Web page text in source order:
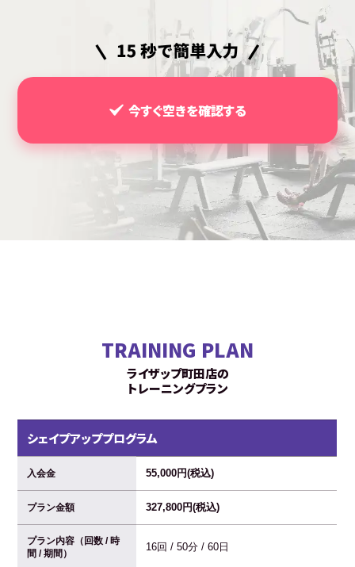
今すぐ空きを確認する
TRAINING PLAN
ライザップ町田店の
トレーニングプラン
シェイプアッププログラム
入会金 55,000円(税込)
プラン金額 327,800円(税込)
プラン内容（回数 / 時
間 / 期間）
16回 / 50分 / 60日